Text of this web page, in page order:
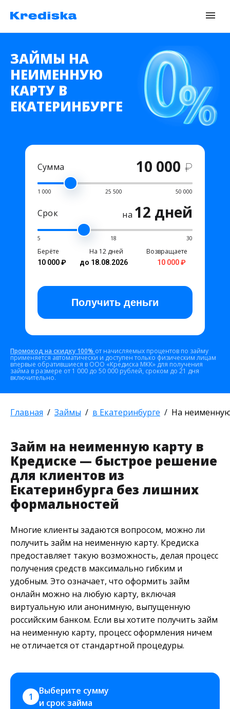
ЗАЙМЫ НА
НЕИМЕННУЮ
КАРТУ В
ЕКАТЕРИНБУРГЕ
Сумма 10 000 ₽
1 000 25 500 50 000
Срок на 12 дней
5 18 30
Берёте
10 000 ₽
На 12 дней
до 18.08.2026
Возвращаете
10 000 ₽
Получить деньги
Промокод на скидку 100% от начисляемых процентов по займу
применяется автоматически и доступен только физическим лицам
впервые обратившиеся в ООО «Кредиска МКК» для получения
займа в размере от 1 000 до 50 000 рублей, сроком до 21 дня
включительно.
Главная Займы в Екатеринбурге На
Займ на неименную карту в
Кредиске — быстрое решение
для клиентов из
Екатеринбурга без лишних
формальностей
Многие клиенты задаются вопросом, можно ли
получить займ на неименную карту. Кредиска
предоставляет такую возможность, делая процесс
получения средств максимально гибким и
удобным. Это означает, что оформить займ
онлайн можно на любую карту, включая
виртуальную или анонимную, выпущенную
российским банком. Если вы хотите получить займ
на неименную карту, процесс оформления ничем
не отличается от стандартной процедуры.
1
Выберите сумму
и срок займа